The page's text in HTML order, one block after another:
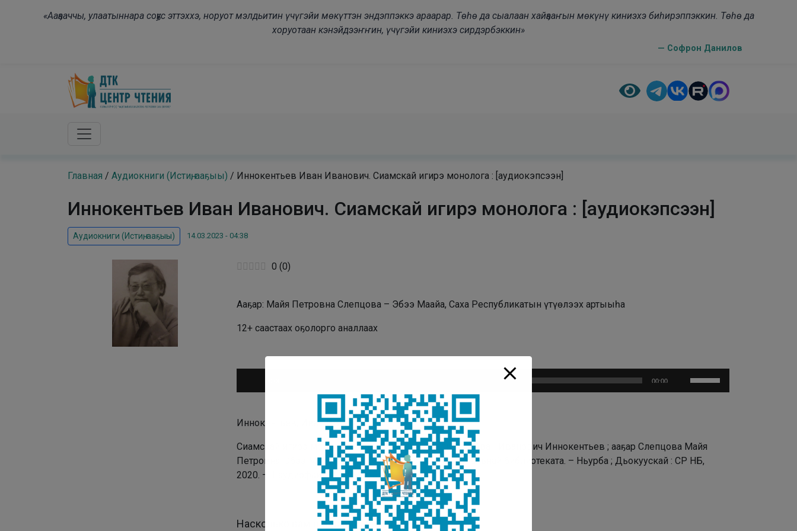
«Ааҕааччы, улаатыннара соҕус эттэххэ, норуот мэлдьитин үчүгэйи мөкүттэн эндэппэккэ араарар. Төһө да сыалаан хайҕааҥын мөкүнү киниэхэ биһирэппэккин. Төһө да
хоруотаан кэнэйдээҥҥин, үчүгэйи киниэхэ сирдэрбэккин»
— Софрон Данилов
Главная / Аудиокниги (Истиҥ, ааҕыы) / Иннокентьев Иван Иванович. Сиамскай игирэ монолога : [аудиокэпсээн]
Иннокентьев Иван Иванович. Сиамскай игирэ монолога : [аудиокэпсээн]
Аудиокниги (Истиҥ, ааҕыы) 14.03.2023 - 04:38
0 (0)
Ааҕар: Майя Петровна Слепцова – Эбээ Маайа, Саха Республикатын үтүөлээх артыыһа
12+ саастаах оҕолорго аналлаах
00:00
увеличить
или
Иннокентьев, Иван Иванович.
Сиамскай игирэ монолога : кэпсээн : [аудиозапись] / Иван Иванович Иннокентьев ; ааҕар Слепцова Майя
Петровна-Эбээ Маайа ; Саха Республикатын Национальнай библиотеката. – Ньурба ; Дьокуускай : СР НБ,
2020. – 1 аудиофайл (11,2 Мб ; 5 мин 33 с) : зв.
Насколько вам понравилась публикация?